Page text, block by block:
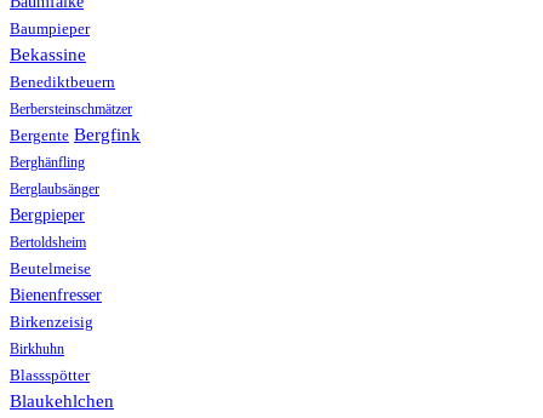
Baumpieper
Bekassine
Benediktbeuern
Berbersteinschmätzer
Bergente Bergfink
Berghänfling
Berglaubsänger
Bergpieper
Bertoldsheim
Beutelmeise
Bienenfresser
Birkenzeisig
Birkhuhn
Blassspötter
Blaukehlchen